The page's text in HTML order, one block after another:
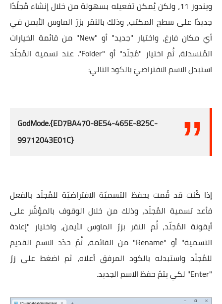
ويندوز 11، ولكن يُمكن تفعيله بسهولة من خلال إنشاء مُجلّدًا
جديدًا على سطح المكتب، وذلك بالنقر بزرّ الماوس الأيمن في
أيّ مكان فارغ، واختيار "جديد" أو "New" من قائمة الخيارات
المُنسدلة، ثُم اختيار "مُجلّد" أو "Folder". عند تسمية المُجلّد
استبدل الاسم الافتراضيّ بالكود التالي:
GodMode.{ED7BA470-8E54-465E-825C-
99712043E01C}
إذا كُنت قد قُمت بحفظ التسميّة الافتراضيّة للمُجلّد بالفعل
فأعد تسمية المُجلّد، وذلك من خلال الوقوف بالمؤشّر على
أيقونة المُجلّد، ثُم النقر بزرّ الماوس الأيمن، واختيار "إعادة
التسمية" أو "Rename" من القائمة، ثُمّ حدّد الاسم القديم
للمُجلّد واستبدله بالكود المرفق أعلاه، ثم اضغط على زرّ
"Enter" لكي يتمّ حفظ الاسم الجديد.